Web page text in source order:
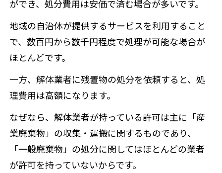
ができ、処分費用は安価で済む場合が多いです。
地域の自治体が提供するサービスを利用すること
で、数百円から数千円程度で処理が可能な場合が
ほとんどです。
一方、解体業者に残置物の処分を依頼すると、処
理費用は高額になります。
なぜなら、解体業者が持っている許可は主に「産
業廃棄物」の収集・運搬に関するものであり、
「一般廃棄物」の処分に関してはほとんどの業者
が許可を持っていないからです。